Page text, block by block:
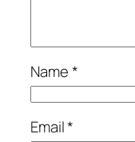
Name*
Email*